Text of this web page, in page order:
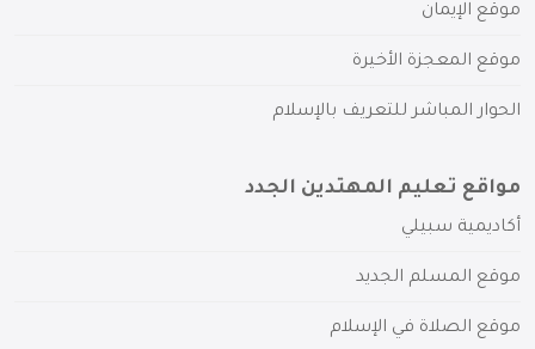
موقع الإيمان
موقع المعجزة الأخيرة
الحوار المباشر للتعريف بالإسلام
مواقع تعليم المهتدين الجدد
أكاديمية سبيلي
موقع المسلم الجديد
موقع الصلاة في الإسلام